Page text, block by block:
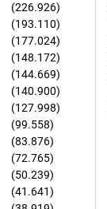
(226.926)
(193.110)
(177.024)
(148.172)
(144.669)
(140.900)
(127.998)
(99.558)
(83.876)
(72.765)
(50.239)
(41.641)